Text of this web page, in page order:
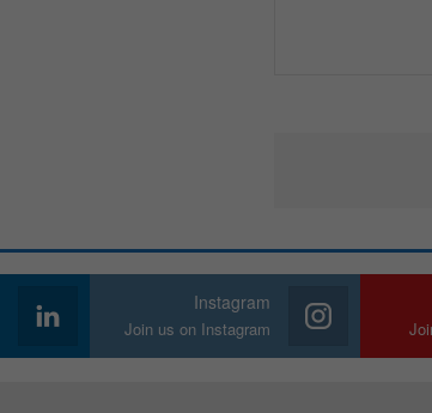
Instagram
Join us on Instagram